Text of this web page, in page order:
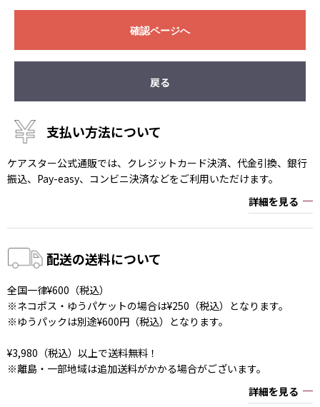
確認ページへ
戻る
支払い方法について
ケアスター公式通販では、クレジットカード決済、代金引換、銀行
振込、Pay-easy、コンビニ決済などをご利用いただけます。
詳細を見る
配送の送料について
全国一律¥600（税込）
※ネコポス・ゆうパケットの場合は¥250（税込）となります。
※ゆうパックは別途¥600円（税込）となります。
¥3,980（税込）以上で送料無料！
※離島・一部地域は追加送料がかかる場合がございます。
詳細を見る